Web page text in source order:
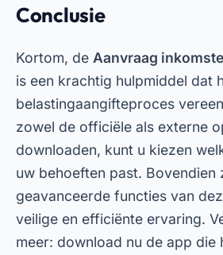
Conclusie
Kortom, de Aanvraag
is een krachtig hulpmiddel dat
belastingaangifteproces
zowel de officiële als externe
downloaden, kunt u kiezen
uw behoeften past. Bovendien
geavanceerde functies van
veilige en efficiënte ervaring.
meer: download nu de app die